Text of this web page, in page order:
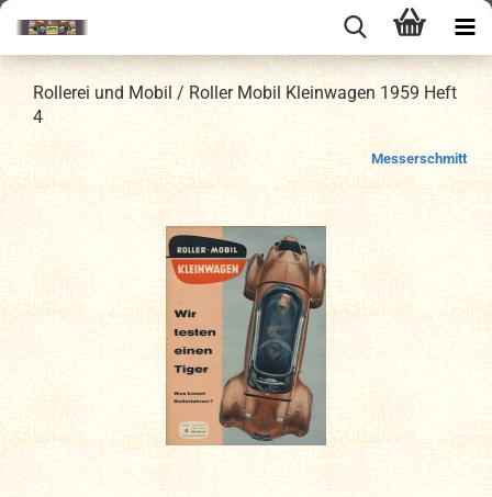
Rollerei und Mobil / Roller Mobil Kleinwagen 1959 Heft
4
Messerschmitt